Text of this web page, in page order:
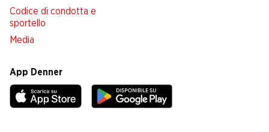
Codice di condotta e
sportello
Media
App Denner